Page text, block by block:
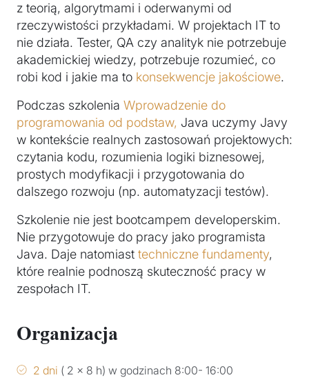
z teorią, algorytmami i oderwanymi od
rzeczywistości przykładami. W projektach IT to
nie działa. Tester, QA czy analityk nie potrzebuje
akademickiej wiedzy, potrzebuje rozumieć, co
robi kod i jakie ma to konsekwencje jakościowe.
Podczas szkolenia Wprowadzenie do
programowania od podstaw, Java uczymy Javy
w kontekście realnych zastosowań projektowych:
czytania kodu, rozumienia logiki biznesowej,
prostych modyfikacji i przygotowania do
dalszego rozwoju (np. automatyzacji testów).
Szkolenie nie jest bootcampem developerskim.
Nie przygotowuje do pracy jako programista
Java. Daje natomiast techniczne fundamenty,
które realnie podnoszą skuteczność pracy w
zespołach IT.
Organizacja
2 dni ( 2 x 8 h) w godzinach 8:00- 16:00